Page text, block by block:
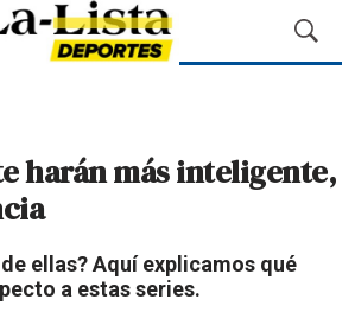
M
o
a
r
harán más inteligente,
ellas? Aquí explicamos qué
a estas series.